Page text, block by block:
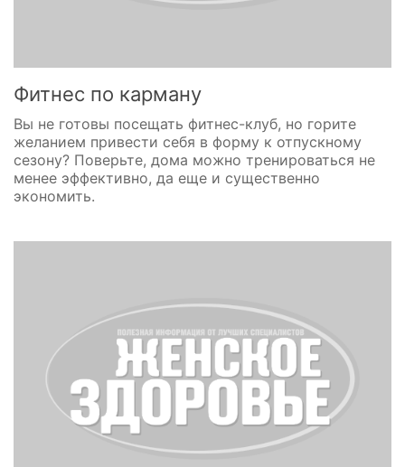
Фитнес по карману
Вы не готовы посещать фитнес-клуб, но горите
желанием привести себя в форму к отпускному
сезону? Поверьте, дома можно тренироваться не
менее эффективно, да еще и существенно
экономить.